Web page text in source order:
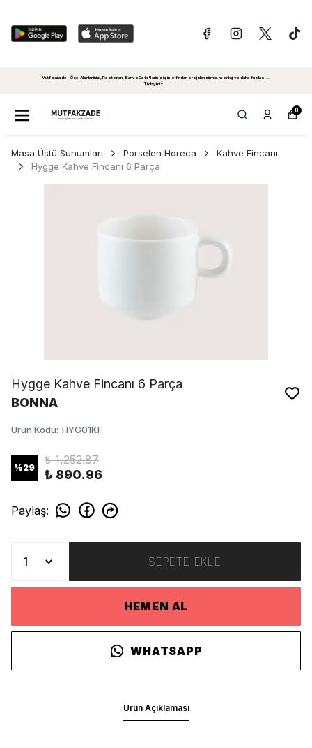
Mutfakzade - Özel Alanlariniz, Restoran, Bar ve Cafe'leriniz için sıfırdan projelendirme, montaj ve daha fazlasi...
Tiklayiniz...
0
Masa Üstü Sunumları Porselen Horeca
Kahve Fincanı
Hygge Kahve Fincanı 6 Parça
Hygge Kahve Fincanı 6 Parça
BONNA
Ürün Kodu: HYG01KF
%29
₺ 1,252.87
₺ 890.96
Paylaş:
SEPETE EKLE
HEMEN AL
WHATSAPP
Ürün Açıklaması